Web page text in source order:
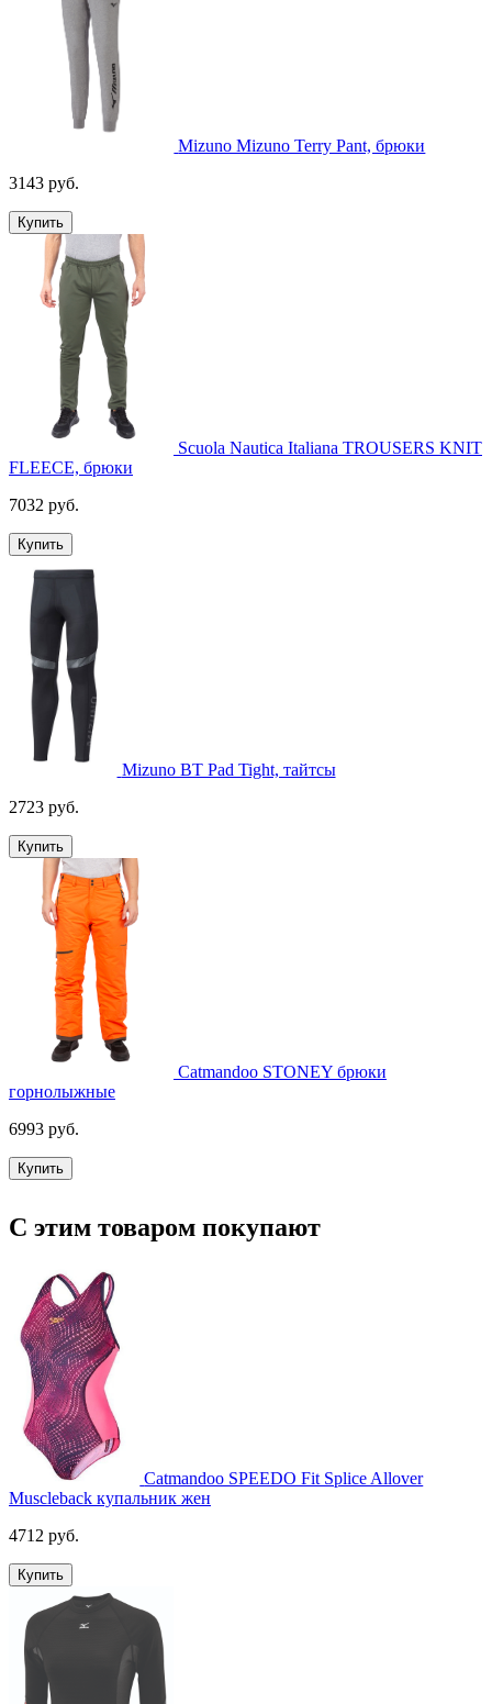
Mizuno Mizuno Terry Pant, брюки
3143 руб.
Купить
Scuola Nautica Italiana TROUSERS KNIT
FLEECE, брюки
7032 руб.
Купить
Mizuno BT Pad Tight, тайтсы
2723 руб.
Купить
Catmandoo STONEY брюки
горнолыжные
6993 руб.
Купить
С этим товаром покупают
Catmandoo SPEEDO Fit Splice Allover
Muscleback купальник жен
4712 руб.
Купить